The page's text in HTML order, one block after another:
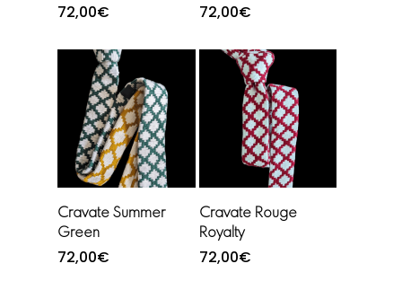
72,00€ 72,00€
Ajouter au
Cravate Summer
Green
72,00€
Lire la suite
Cravate Rouge
Royalty
72,00€